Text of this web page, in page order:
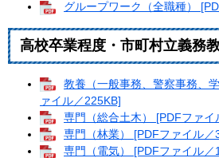
グループワーク（全職種）
高校卒業程度・市町村立義務
教養（一般事務、警察事務、
ァイル／225KB]
専門（総合土木） [PDFファイ
専門（林業） [PDFファイル／
専門（電気） [PDFファイル／